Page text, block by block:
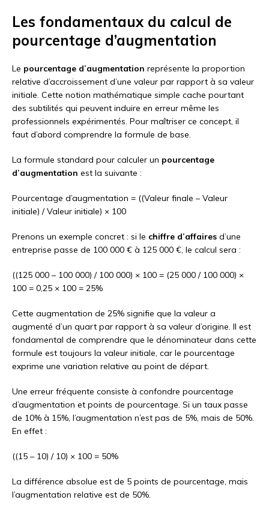
Les fondamentaux du calcul de
pourcentage d’augmentation
Le pourcentage d’augmentation représente la proportion
relative d’accroissement d’une valeur par rapport à sa valeur
initiale. Cette notion mathématique simple cache pourtant
des subtilités qui peuvent induire en erreur même les
professionnels expérimentés. Pour maîtriser ce concept, il
faut d’abord comprendre la formule de base.
La formule standard pour calculer un pourcentage
d’augmentation est la suivante :
Pourcentage d’augmentation = ((Valeur finale – Valeur
initiale) / Valeur initiale) × 100
Prenons un exemple concret : si le chiffre d’affaires d’une
entreprise passe de 100 000 € à 125 000 €, le calcul sera :
((125 000 – 100 000) / 100 000) × 100 = (25 000 / 100 000) ×
100 = 0,25 × 100 = 25%
Cette augmentation de 25% signifie que la valeur a
augmenté d’un quart par rapport à sa valeur d’origine. Il est
fondamental de comprendre que le dénominateur dans cette
formule est toujours la valeur initiale, car le pourcentage
exprime une variation relative au point de départ.
Une erreur fréquente consiste à confondre pourcentage
d’augmentation et points de pourcentage. Si un taux passe
de 10% à 15%, l’augmentation n’est pas de 5%, mais de 50%.
En effet :
((15 – 10) / 10) × 100 = 50%
La différence absolue est de 5 points de pourcentage, mais
l’augmentation relative est de 50%.